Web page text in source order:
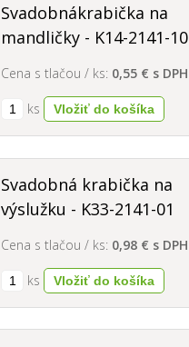
Svadobnákrabička na
mandličky - K14-2141-10
Cena s tlačou / ks: 0,55 € s DPH
ks
Svadobná krabička na
výslužku - K33-2141-01
Cena s tlačou / ks: 0,98 € s DPH
ks